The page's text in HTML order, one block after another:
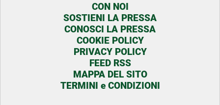
CON NOI
SOSTIENI LA PRESSA
CONOSCI LA PRESSA
COOKIE POLICY
PRIVACY POLICY
FEED RSS
MAPPA DEL SITO
TERMINI e CONDIZIONI